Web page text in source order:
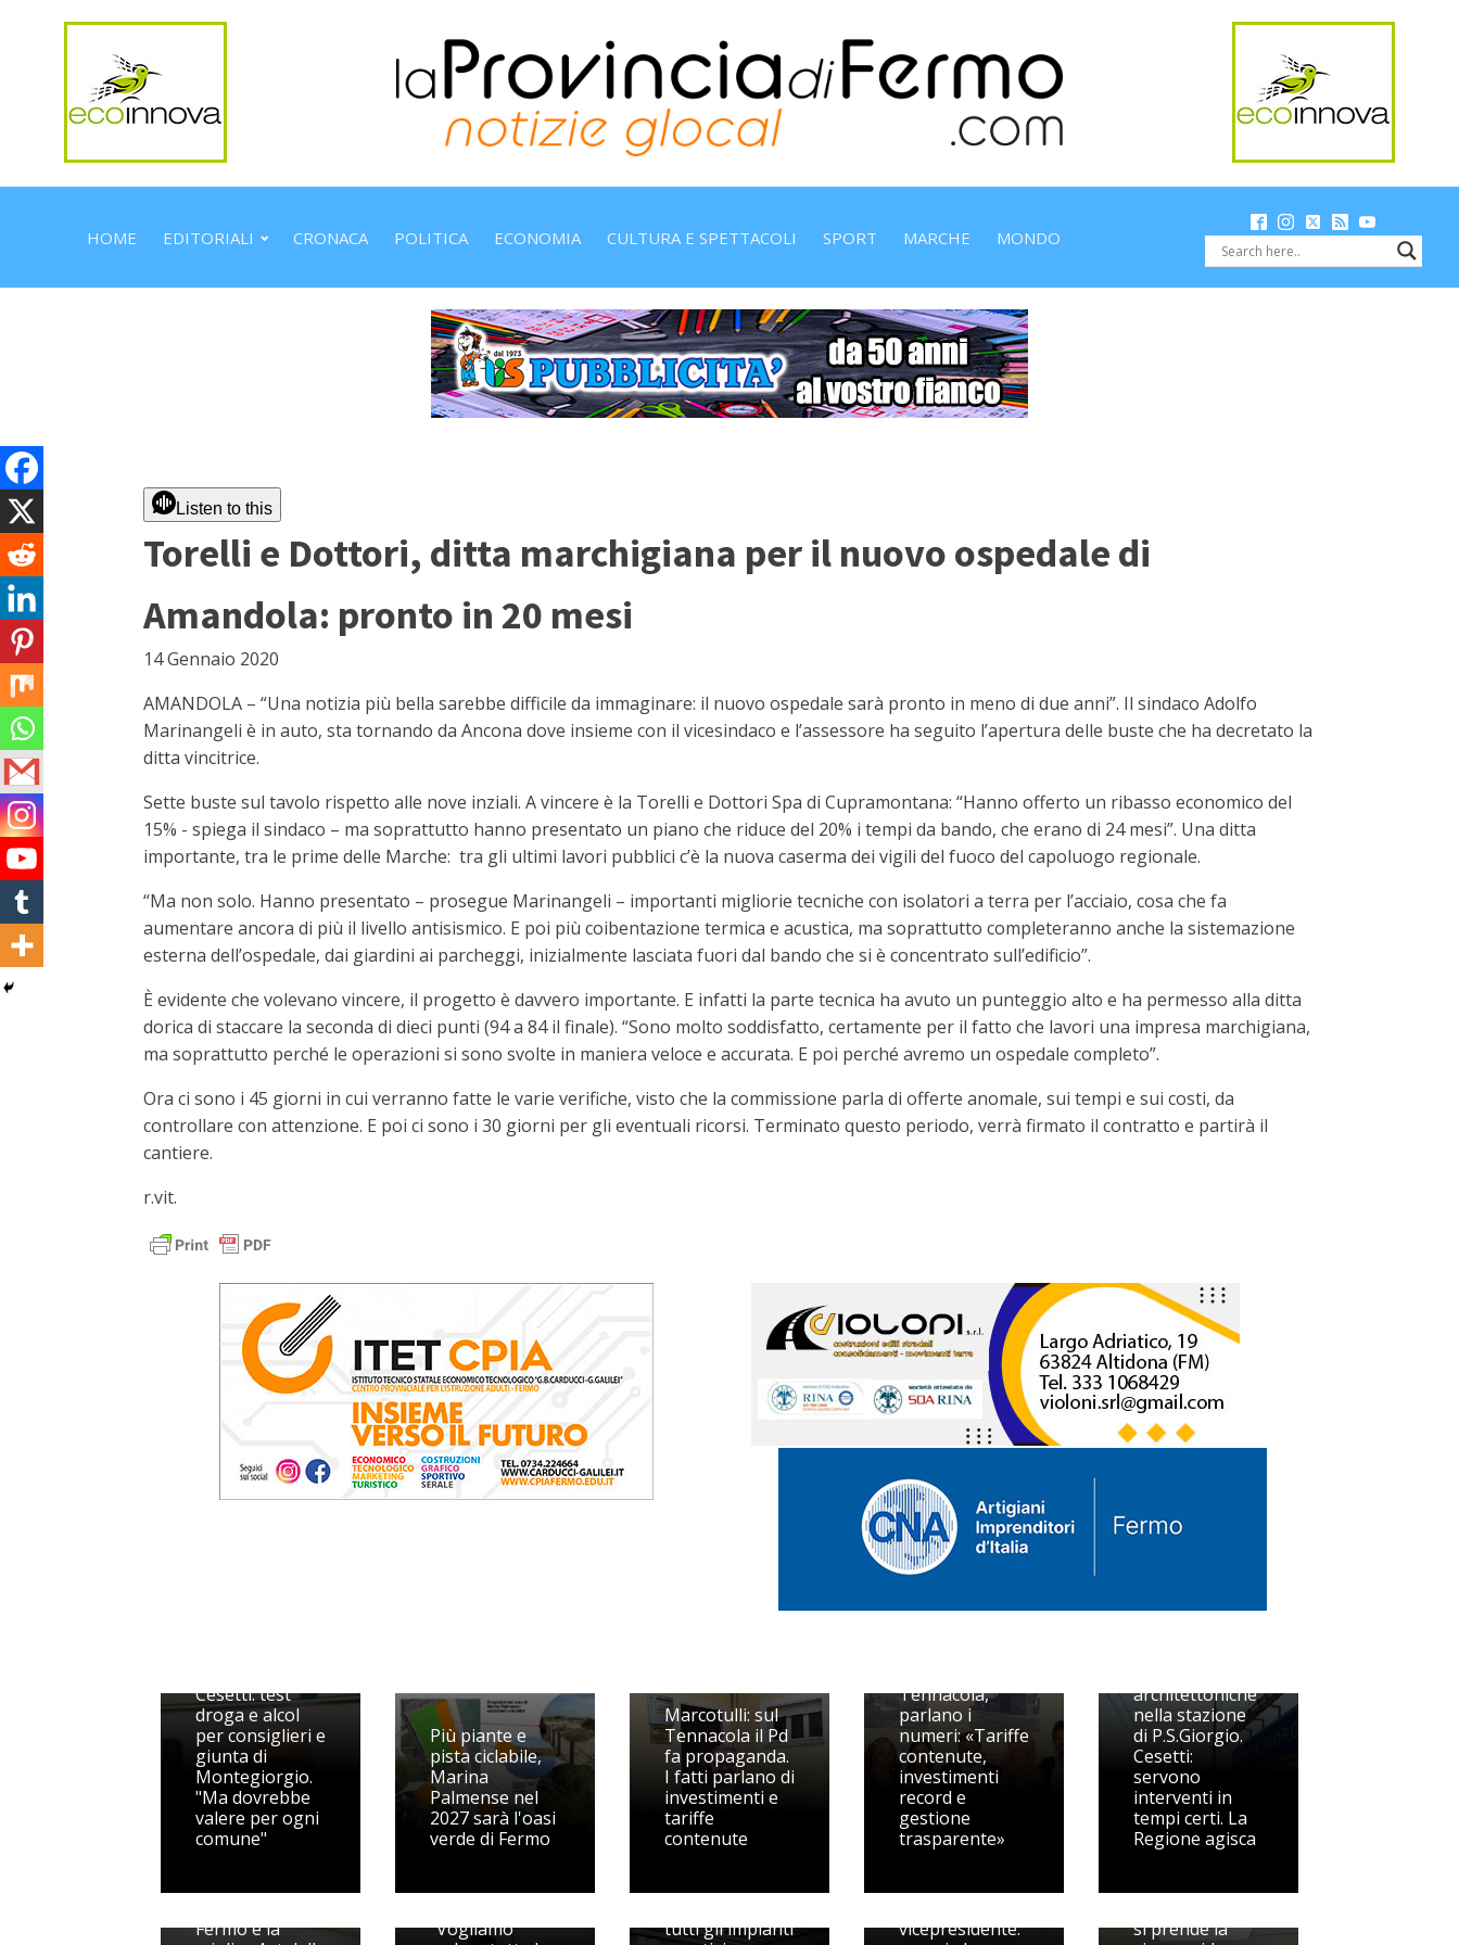
HOME EDITORIALI CRONACA POLITICA ECONOMIA CULTURA E SPETTACOLI SPORT MARCHE MONDO
Listen to this
Torelli e Dottori, ditta marchigiana per il nuovo ospedale di
Amandola: pronto in 20 mesi
14 Gennaio 2020
AMANDOLA – “Una notizia più bella sarebbe difficile da immaginare: il nuovo ospedale sarà pronto in meno di due anni”. Il sindaco Adolfo
Marinangeli è in auto, sta tornando da Ancona dove insieme con il vicesindaco e l’assessore ha seguito l’apertura delle buste che ha decretato la
ditta vincitrice.
Sette buste sul tavolo rispetto alle nove inziali. A vincere è la Torelli e Dottori Spa di Cupramontana: “Hanno offerto un ribasso economico del
15% - spiega il sindaco – ma soprattutto hanno presentato un piano che riduce del 20% i tempi da bando, che erano di 24 mesi”. Una ditta
importante, tra le prime delle Marche: tra gli ultimi lavori pubblici c’è la nuova caserma dei vigili del fuoco del capoluogo regionale.
“Ma non solo. Hanno presentato – prosegue Marinangeli – importanti migliorie tecniche con isolatori a terra per l’acciaio, cosa che fa
aumentare ancora di più il livello antisismico. E poi più coibentazione termica e acustica, ma soprattutto completeranno anche la sistemazione
esterna dell’ospedale, dai giardini ai parcheggi, inizialmente lasciata fuori dal bando che si è concentrato sull’edificio”.
È evidente che volevano vincere, il progetto è davvero importante. E infatti la parte tecnica ha avuto un punteggio alto e ha permesso alla ditta
dorica di staccare la seconda di dieci punti (94 a 84 il finale). “Sono molto soddisfatto, certamente per il fatto che lavori una impresa marchigiana,
ma soprattutto perché le operazioni si sono svolte in maniera veloce e accurata. E poi perché avremo un ospedale completo”.
Ora ci sono i 45 giorni in cui verranno fatte le varie verifiche, visto che la commissione parla di offerte anomale, sui tempi e sui costi, da
controllare con attenzione. E poi ci sono i 30 giorni per gli eventuali ricorsi. Terminato questo periodo, verrà firmato il contratto e partirà il
cantiere.
r.vit.
Cesetti: test
droga e alcol
per consiglieri e
giunta di
Montegiorgio.
"Ma dovrebbe
valere per ogni
comune"
Più piante e
pista ciclabile,
Marina
Palmense nel
2027 sarà l'oasi
verde di Fermo
Marcotulli: sul
Tennacola il Pd
fa propaganda.
I fatti parlano di
investimenti e
tariffe
contenute
Tennacola,
parlano i
numeri: «Tariffe
contenute,
investimenti
record e
gestione
trasparente»
architettoniche
nella stazione
di P.S.Giorgio.
Cesetti:
servono
interventi in
tempi certi. La
Regione agisca
Fermo è la
Tennacola
"Vogliamo
tutti gli impianti
spegne il fuoco
vicepresidente:
si prende la